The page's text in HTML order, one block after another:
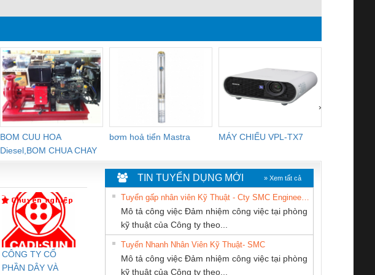
BOM CUU HOA
Diesel,BOM CHUA CHAY
bơm hoả tiển Mastra MÁY CHIẾU VPL-TX7
›
Lặp Tín Hiệu
Phoenix
Rơ Le An Toàn
Phoenix Contact
Bộ giám sát chuỗi
tấm pin
Bộ giám sát dòng
CÔNG TY CỔ
PHẦN DÂY VÀ
CÔNG TY CỔ
PHẦN TỰ ĐỘNG
CÔNG TY TNHH
KINH DOANH
Tan Dong Cang
TIN TUYỂN DỤNG MỚI » Xem tất cả
Mô tả công việc Đảm nhiệm công việc tại phòng
kỹ thuật của Công ty theo...
Tuyển Nhanh Nhân Viên Kỹ Thuật- SMC
Mô tả công việc Đảm nhiệm công việc tại phòng
kỹ thuật của Công ty theo...